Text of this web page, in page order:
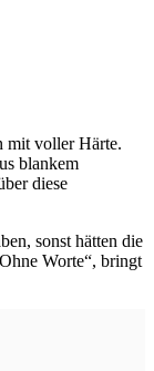
mit voller Härte.
blankem
diese
sonst hätten die
Worte“, bringt